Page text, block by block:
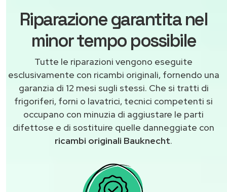
Riparazione garantita nel
minor tempo possibile
Tutte le riparazioni vengono eseguite
esclusivamente con ricambi originali, fornendo una
garanzia di 12 mesi sugli stessi. Che si tratti di
frigoriferi, forni o lavatrici, tecnici competenti si
occupano con minuzia di aggiustare le parti
difettose e di sostituire quelle danneggiate con
ricambi originali Bauknecht.